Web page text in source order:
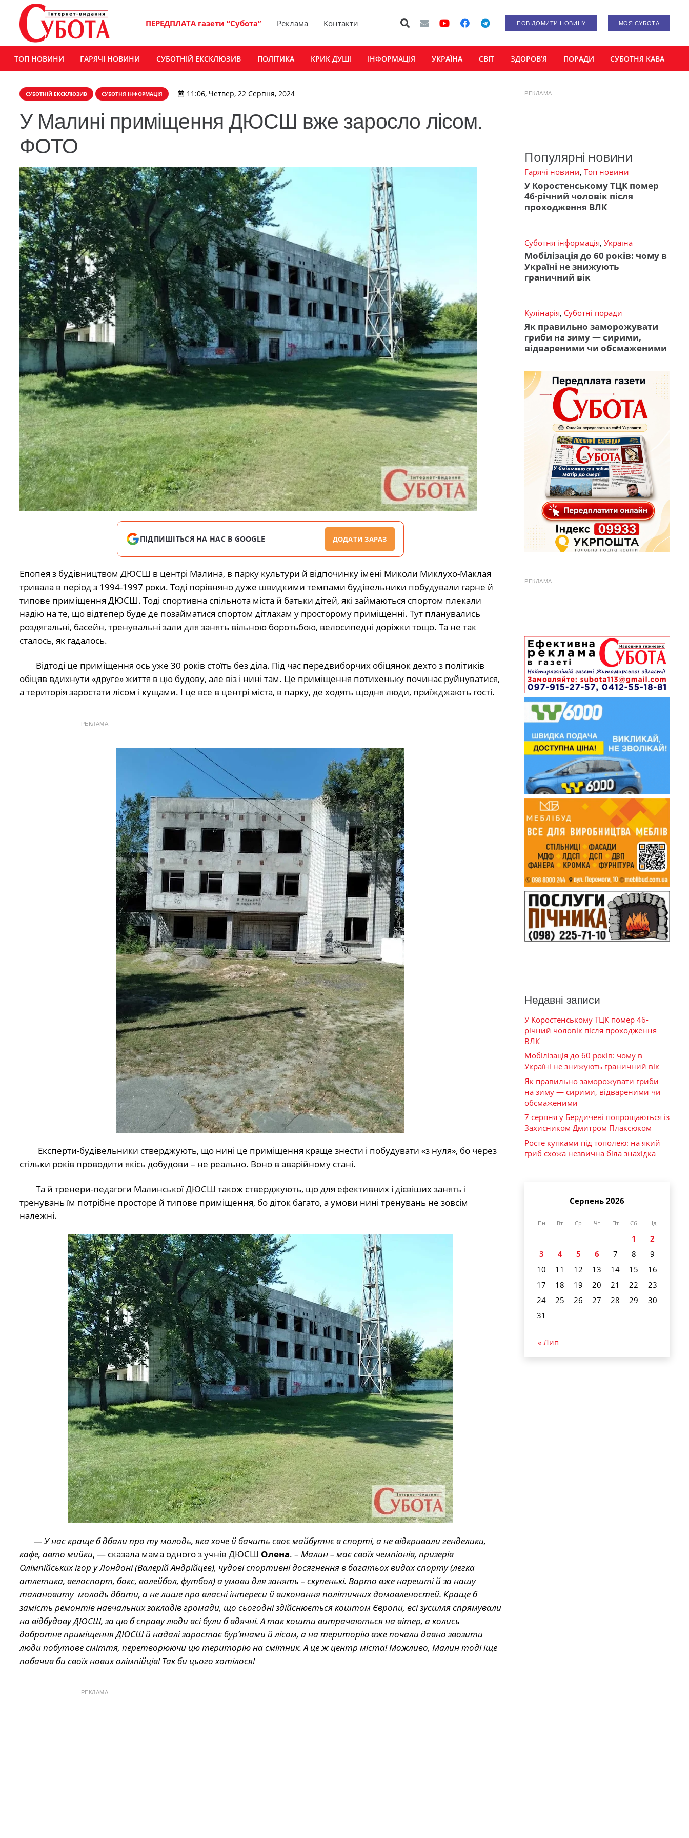
ПЕРЕДПЛАТА газети “Субота” Реклама Контакти ПОВІДОМИТИ НОВИНУ МОЯ СУБОТА
ТОП НОВИНИ ГАРЯЧІ НОВИНИ СУБОТНІЙ ЕКСКЛЮЗИВ ПОЛІТИКА КРИК ДУШІ ІНФОРМАЦІЯ УКРАЇНА СВІТ ЗДОРОВ’Я ПОРАДИ СУБОТНЯ КАВА
СУБОТНІЙ ЕКСКЛЮЗИВ СУБОТНЯ ІНФОРМАЦІЯ 11:06, Четвер, 22 Серпня, 2024
У Малині приміщення ДЮСШ вже заросло лісом.
ФОТО
ПІДПИШІТЬСЯ НА НАС В GOOGLE ДОДАТИ ЗАРАЗ
Епопея з будівництвом ДЮСШ в центрі Малина, в парку культури й відпочинку імені Миколи Миклухо-Маклая
тривала в період з 1994-1997 роки. Тоді порівняно дуже швидкими темпами будівельники побудували гарне й
типове приміщення ДЮСШ. Тоді спортивна спільнота міста й батьки дітей, які займаються спортом плекали
надію на те, що відтепер буде де позайматися спортом дітлахам у просторому приміщенні. Тут планувались
роздягальні, басейн, тренувальні зали для занять вільною боротьбою, велосипедні доріжки тощо. Та не так
сталось, як гадалось.
Відтоді це приміщення ось уже 30 років стоїть без діла. Під час передвиборчих обіцянок дехто з політиків
обіцяв вдихнути «друге» життя в цю будову, але віз і нині там. Це приміщення потихеньку починає руйнуватися,
а територія заростати лісом і кущами. І це все в центрі міста, в парку, де ходять щодня люди, приїжджають гості.
РЕКЛАМА
Експерти-будівельники стверджують, що нині це приміщення краще знести і побудувати «з нуля», бо через
стільки років проводити якісь добудови – не реально. Воно в аварійному стані.
Та й тренери-педагоги Малинської ДЮСШ також стверджують, що для ефективних і дієвіших занять і
тренувань їм потрібне просторе й типове приміщення, бо діток багато, а умови нині тренувань не зовсім
належні.
— У нас краще б дбали про ту молодь, яка хоче й бачить своє майбутнє в спорті, а не відкривали генделики,
кафе, авто мийки, — сказала мама одного з учнів ДЮСШ Олена. – Малин – має своїх чемпіонів, призерів
Олімпійських ігор у Лондоні (Валерій Андрійцев), чудові спортивні досягнення в багатьох видах спорту (легка
атлетика, велоспорт, бокс, волейбол, футбол) а умови для занять – скупенькі. Варто вже нарешті й за нашу
талановиту молодь дбати, а не лише про власні інтереси й виконання політичних домовленостей. Краще б
замість ремонтів навчальних закладів громади, що сьогодні здійснюється коштом Європи, всі зусилля спрямували
на відбудову ДЮСШ, за цю б справу люди всі були б вдячні. А так кошти витрачаються на вітер, а колись
добротне приміщення ДЮСШ й надалі заростає бур’янами й лісом, а на територію вже почали давно звозити
люди побутове сміття, перетворюючи цю територію на смітник. А це ж центр міста! Можливо, Малин тоді іще
побачив би своїх нових олімпійців! Так би цього хотілося!
РЕКЛАМА
РЕКЛАМА
Популярні новини
Гарячі новини, Топ новини
У Коростенському ТЦК помер
46-річний чоловік після
проходження ВЛК
Суботня інформація, Україна
Мобілізація до 60 років: чому в
Україні не знижують
граничний вік
Кулінарія, Суботні поради
Як правильно заморожувати
гриби на зиму — сирими,
відвареними чи обсмаженими
РЕКЛАМА
Недавні записи
У Коростенському ТЦК помер 46-
річний чоловік після проходження
ВЛК
Мобілізація до 60 років: чому в
Україні не знижують граничний вік
Як правильно заморожувати гриби
на зиму — сирими, відвареними чи
обсмаженими
7 серпня у Бердичеві попрощаються із
Захисником Дмитром Плаксюком
Росте купками під тополею: на який
гриб схожа незвична біла знахідка
Серпень 2026
Пн Вт Ср Чт Пт Сб Нд
1
2
3
4 5 6 7 8
9
10
11 12 13 14 15
16
17
18 19 20 21 22
23
24
25 26 27 28 29
30
31
« Лип